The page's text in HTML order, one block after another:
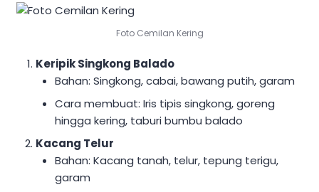
Foto Cemilan Kering
Keripik Singkong Balado
Bahan: Singkong, cabai, bawang putih, garam
Cara membuat: Iris tipis singkong, goreng
hingga kering, taburi bumbu balado
Kacang Telur
Bahan: Kacang tanah, telur, tepung terigu,
garam